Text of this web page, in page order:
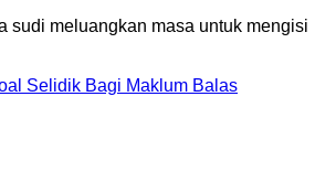
sudi meluangkan masa untuk mengisi
Selidik Bagi Maklum Balas